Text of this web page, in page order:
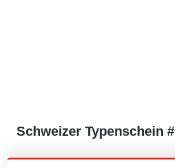
Schweizer Typenschein #